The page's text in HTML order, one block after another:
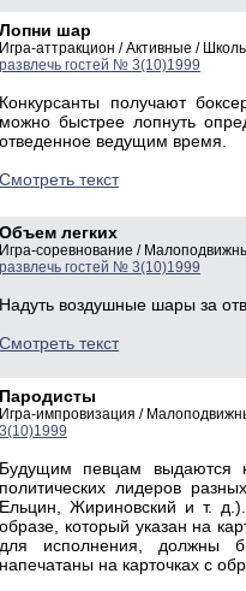
Лопни шар
Игра-аттракцион / Активные /
развлечь гостей № 3(10)1999
Конкурсанты получают
можно быстрее лопнуть
отведенное ведущим время.
Смотреть текст
Объем легких
Игра-соревнование /
развлечь гостей № 3(10)1999
Надуть воздушные шары за
Смотреть текст
Пародисты
Игра-импровизация /
3(10)1999
Будущим певцам выдаются
политических лидеров
Ельцин, Жириновский и т.
образе, который указан на
для исполнения,
напечатаны на карточках с